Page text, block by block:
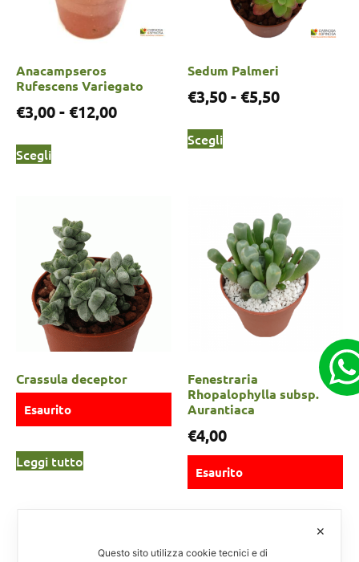
Anacampseros
Rufescens Variegato
€3,00- €12,00
Scegli
Sedum Palmeri
€3,50- €5,50
Scegli
Crassula deceptor
Esaurito
Leggi tutto
Fenestraria
Rhopalophylla subsp.
Aurantiaca
€4,00
Esaurito
✕
Questo sito utilizza cookie tecnici e di